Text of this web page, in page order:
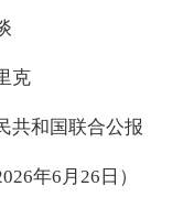
克
共和国联合公报
年6月26日）